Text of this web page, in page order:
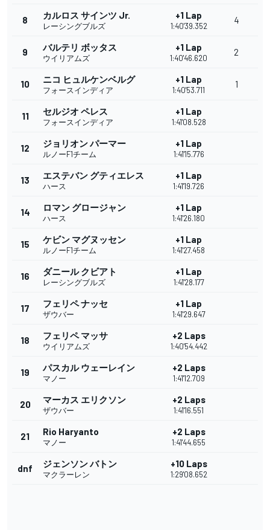
8 カルロス サインツ Jr.
レーシングブルズ
+1 Lap
1:40'39.352
4
9 バルテリ ボッタス
ウイリアムズ
+1 Lap
1:40'46.620
2
10 ニコ ヒュルケンベルグ
フォースインディア
+1 Lap
1:40'53.711
1
11 セルジオ ペレス
フォースインディア
+1 Lap
1:41'08.528
12 ジョリオン パーマー
ルノーF1チーム
+1 Lap
1:41'15.776
13 エステバン グティエレス
ハース
+1 Lap
1:41'19.726
14 ロマン グロージャン
ハース
+1 Lap
1:41'26.180
15 ケビン マグヌッセン
ルノーF1チーム
+1 Lap
1:41'27.458
16 ダニール クビアト
レーシングブルズ
+1 Lap
1:41'28.177
17 フェリペ ナッセ
ザウバー
+1 Lap
1:41'29.647
18 フェリペ マッサ
ウイリアムズ
+2 Laps
1:40'54.442
19 パスカル ウェーレイン
マノー
+2 Laps
1:41'12.709
20 マーカス エリクソン
ザウバー
+2 Laps
1:41'16.551
21 Rio Haryanto
マノー
+2 Laps
1:41'44.655
dnf ジェンソン バトン
マクラーレン
+10 Laps
1:29'08.652